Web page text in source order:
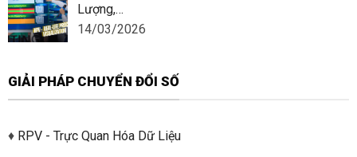
Lượng,…
14/03/2026
GIẢI PHÁP CHUYỂN ĐỔI SỐ
♦ RPV - Trực Quan Hóa Dữ Liệu